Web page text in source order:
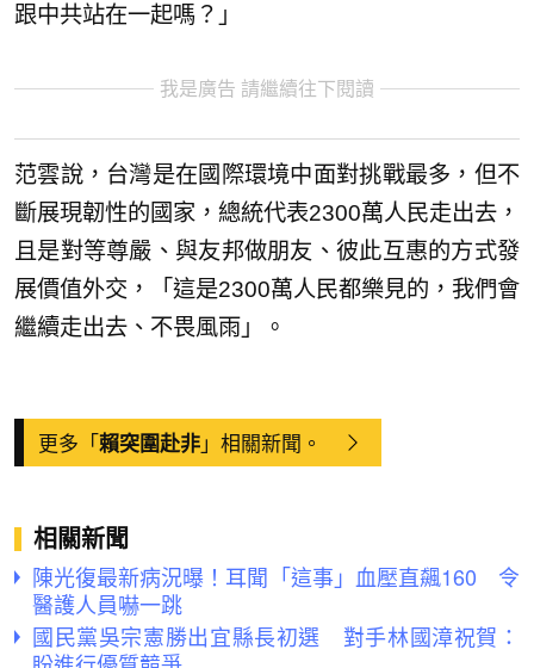
跟中共站在一起嗎？」
我是廣告 請繼續往下閱讀
范雲說，台灣是在國際環境中面對挑戰最多，但不
斷展現韌性的國家，總統代表2300萬人民走出去，
且是對等尊嚴、與友邦做朋友、彼此互惠的方式發
展價值外交，「這是2300萬人民都樂見的，我們會
繼續走出去、不畏風雨」。
更多「賴突圍赴非」相關新聞。
相關新聞
陳光復最新病況曝！耳聞「這事」血壓直飆160 令
醫護人員嚇一跳
國民黨吳宗憲勝出宜縣長初選 對手林國漳祝賀：